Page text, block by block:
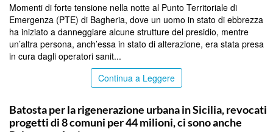
Momenti di forte tensione nella notte al Punto Territoriale di
Emergenza (PTE) di Bagheria, dove un uomo in stato di ebbrezza
ha iniziato a danneggiare alcune strutture del presidio, mentre
un’altra persona, anch’essa in stato di alterazione, era stata presa
in cura dagli operatori sanit...
Continua a Leggere
Batosta per la rigenerazione urbana in Sicilia, revocati
progetti di 8 comuni per 44 milioni, ci sono anche